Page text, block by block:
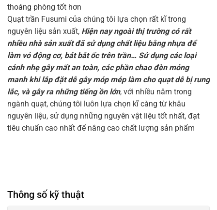
thoáng phòng tốt hơn
Quạt trần Fusumi của chúng tôi lựa chọn rất kĩ trong
nguyên liệu sản xuất, Hiện nay ngoài thị trường có rất
nhiều nhà sản xuất đã sử dụng chất liệu bằng nhựa để
làm vỏ động cơ, bát bắt ốc trên trần… Sử dụng các loại
cánh nhẹ gây mất an toàn, các phần chao đèn mỏng
manh khi lắp đặt dễ gây móp mép làm cho quạt dễ bị rung
lắc, và gây ra những tiếng ồn lớn, với nhiều năm trong
ngành quạt, chúng tôi luôn lựa chọn kĩ càng từ khâu
nguyên liệu, sử dụng những nguyên vật liệu tốt nhất, đạt
tiêu chuẩn cao nhất để nâng cao chất lượng sản phẩm
Thông số kỹ thuật